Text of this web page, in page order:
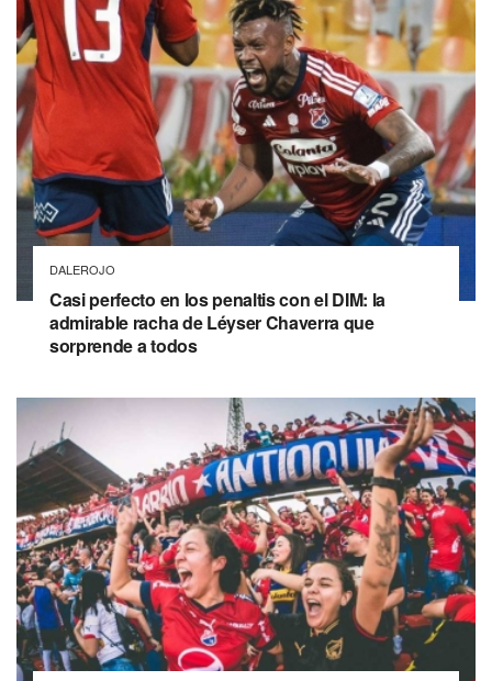
DALEROJO
Casi perfecto en los penaltis con el DIM: la
admirable racha de Léyser Chaverra que
sorprende a todos